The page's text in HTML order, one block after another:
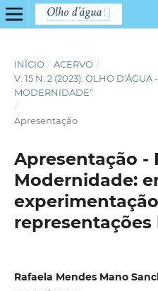
INÍCIO / ACERVO /
V. 15 N. 2 (2023): OLHO
MODERNIDADE"
/
Apresentação
Apresentação -
Modernidade:
Rafaela Mendes Mano